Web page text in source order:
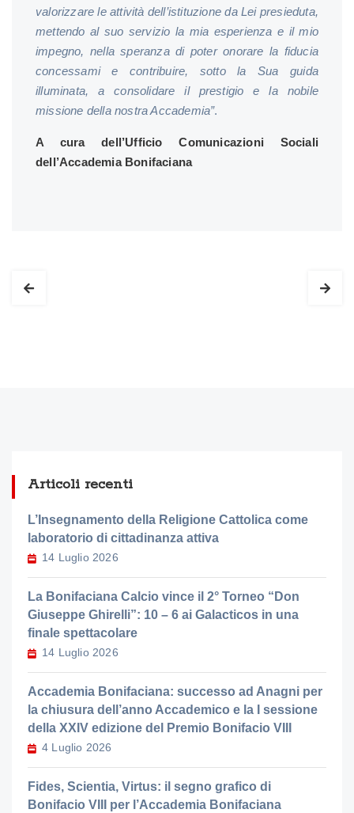
valorizzare le attività dell’istituzione da Lei presieduta,
mettendo al suo servizio la mia esperienza e il mio
impegno, nella speranza di poter onorare la fiducia
concessami e contribuire, sotto la Sua guida
illuminata, a consolidare il prestigio e la nobile
missione della nostra Accademia”.
A cura dell’Ufficio Comunicazioni Sociali
dell’Accademia Bonifaciana
Articoli recenti
L’Insegnamento della Religione Cattolica come
laboratorio di cittadinanza attiva
14 Luglio 2026
La Bonifaciana Calcio vince il 2° Torneo “Don
Giuseppe Ghirelli”: 10 – 6 ai Galacticos in una
finale spettacolare
14 Luglio 2026
Accademia Bonifaciana: successo ad Anagni per
la chiusura dell’anno Accademico e la I sessione
della XXIV edizione del Premio Bonifacio VIII
4 Luglio 2026
Fides, Scientia, Virtus: il segno grafico di
Bonifacio VIII per l’Accademia Bonifaciana